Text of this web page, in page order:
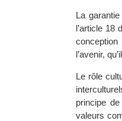
La
l’article 18
l’avenir,
Le rôle
principe
valeurs